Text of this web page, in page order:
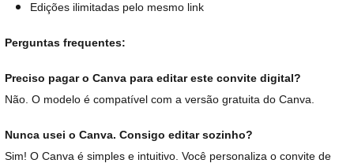
Edições ilimitadas pelo mesmo link
Perguntas frequentes:
Preciso pagar o Canva para editar este convite digital?
Não. O modelo é compatível com a versão gratuita do Canva.
Nunca usei o Canva. Consigo editar sozinho?
Sim! O Canva é simples e intuitivo. Você personaliza o convite de